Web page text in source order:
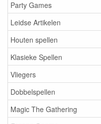
Party Games
Leidse Artikelen
Houten spellen
Klasieke Spellen
Vliegers
Dobbelspellen
Magic The Gathering